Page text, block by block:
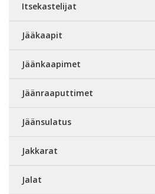
Itsekastelijat
Jääkaapit
Jäänkaapimet
Jäänraaputtimet
Jäänsulatus
Jakkarat
Jalat